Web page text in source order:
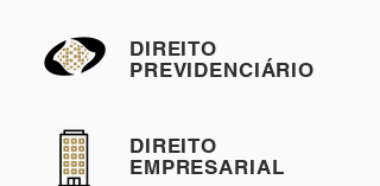
DIREITO
PREVIDENCIÁRIO
DIREITO
EMPRESARIAL